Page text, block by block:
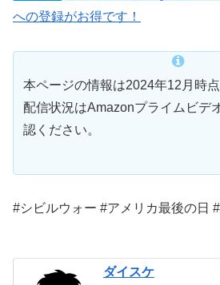
への登録がお得です！
本ページの情報は2024年12月時
配信状況はAmazonプライムビデ
認ください。
#シビルウォー #アメリカ最後の日
ダイスケ